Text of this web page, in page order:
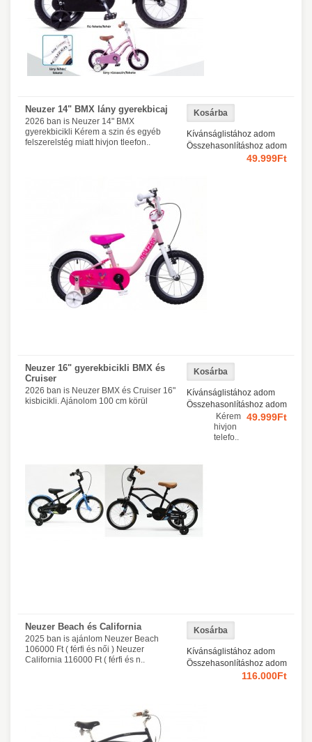
Kívánságlistához adom
Összehasonlításhoz adom
49.999Ft
Neuzer 14" BMX lány gyerekbicaj
2026 ban is Neuzer 14" BMX
gyerekbicikli Kérem a szin és egyéb
felszerelstég miatt hivjon tleefon..
Kívánságlistához adom
Összehasonlításhoz adom
49.999Ft
Neuzer 16" gyerekbicikli BMX és
Cruiser
2026 ban is Neuzer BMX és Cruiser 16"
kisbicikli. Ajánolom 100 cm körül
Kérem
hivjon
telefo..
Kívánságlistához adom
Összehasonlításhoz adom
116.000Ft
Neuzer Beach és California
2025 ban is ajánlom Neuzer Beach
106000 Ft ( férfi és női ) Neuzer
California 116000 Ft ( férfi és n..